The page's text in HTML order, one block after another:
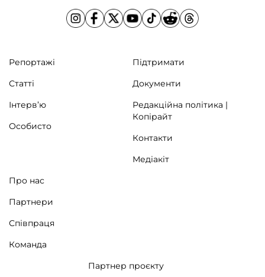
Репортажі
Статті
Інтерв’ю
Особисто
Підтримати
Документи
Редакційна політика |
Копірайт
Контакти
Медіакіт
Про нас
Партнери
Співпраця
Команда
Партнер проєкту